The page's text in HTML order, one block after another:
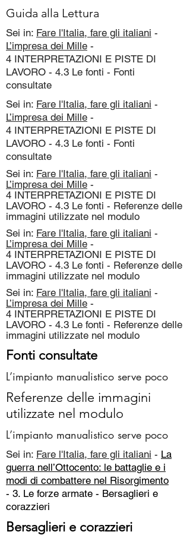
Guida alla Lettura
Sei in: Fare l'Italia, fare gli italiani -
L’impresa dei Mille -
4 INTERPRETAZIONI E PISTE DI
LAVORO - 4.3 Le fonti - Fonti
consultate
Sei in: Fare l'Italia, fare gli italiani -
L’impresa dei Mille -
4 INTERPRETAZIONI E PISTE DI
LAVORO - 4.3 Le fonti - Fonti
consultate
Sei in: Fare l'Italia, fare gli italiani -
L’impresa dei Mille -
4 INTERPRETAZIONI E PISTE DI
LAVORO - 4.3 Le fonti - Referenze delle
immagini utilizzate nel modulo
Sei in: Fare l'Italia, fare gli italiani -
L’impresa dei Mille -
4 INTERPRETAZIONI E PISTE DI
LAVORO - 4.3 Le fonti - Referenze delle
immagini utilizzate nel modulo
Sei in: Fare l'Italia, fare gli italiani -
L’impresa dei Mille -
4 INTERPRETAZIONI E PISTE DI
LAVORO - 4.3 Le fonti - Referenze delle
immagini utilizzate nel modulo
Fonti consultate
L’impianto manualistico serve poco
Referenze delle immagini
utilizzate nel modulo
L’impianto manualistico serve poco
Sei in: Fare l'Italia, fare gli italiani - La
guerra nell’Ottocento: le battaglie e i
modi di combattere nel Risorgimento
- 3. Le forze armate - Bersaglieri e
corazzieri
Bersaglieri e corazzieri